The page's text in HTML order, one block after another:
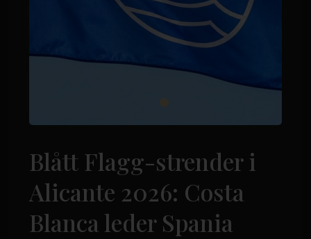
Blått Flagg-strender i
Alicante 2026: Costa
Blanca leder Spania